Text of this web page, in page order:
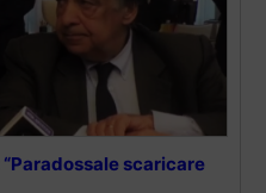
scaricare